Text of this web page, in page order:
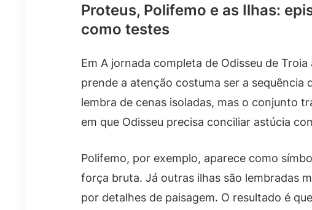
Proteus, Polifemo e as Ilhas:
como testes
Em A jornada completa de Odisseu de
prende a atenção costuma ser a sequência
lembra de cenas isoladas, mas o conjunto
em que Odisseu precisa conciliar astúcia
Polifemo, por exemplo, aparece como
força bruta. Já outras ilhas são lembradas
por detalhes de paisagem. O resultado é